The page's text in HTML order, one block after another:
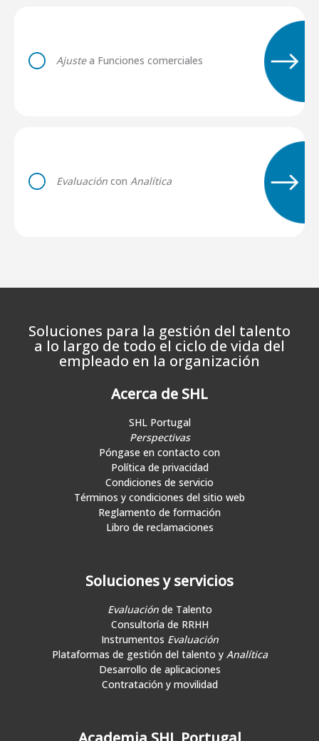
Ajustea Funciones comerciales
Evaluación con Analítica
Soluciones para la gestión del talento
a lo largo de todo el ciclo de vida del
empleado en la organización
Acerca de SHL
SHL Portugal
Perspectivas
Póngase en contacto con
Política de privacidad
Condiciones de servicio
Términos y condiciones del sitio web
Reglamento de formación
Libro de reclamaciones
Soluciones y servicios
Evaluaciónde Talento
Consultoría de RRHH
Instrumentos Evaluación
Plataformas de gestión del talento y Analítica
Desarrollo de aplicaciones
Contratación y movilidad